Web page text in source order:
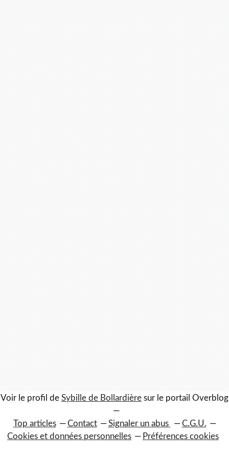
Voir le profil de Sybille de Bollardière sur le portail Overblog
Top articles Contact Signaler un abus
C.G.U.
Cookies et données personnelles
Préférences cookies